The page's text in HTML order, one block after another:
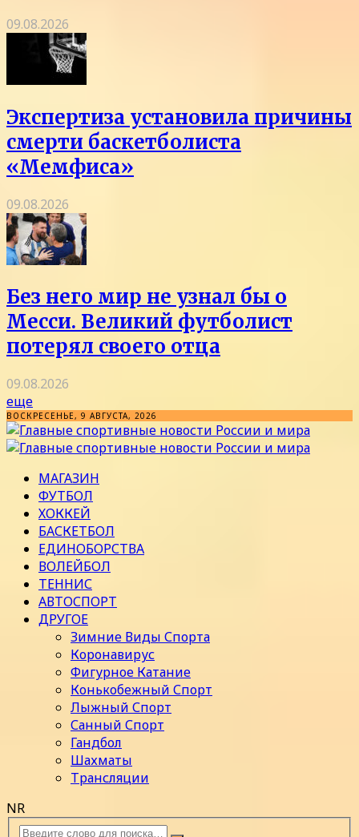
09.08.2026
Экспертиза установила причины
смерти баскетболиста
«Мемфиса»
09.08.2026
Без него мир не узнал бы о
Месси. Великий футболист
потерял своего отца
09.08.2026
еще
ВОСКРЕСЕНЬЕ, 9 АВГУСТА, 2026
МАГАЗИН
ФУТБОЛ
ХОККЕЙ
БАСКЕТБОЛ
ЕДИНОБОРСТВА
ВОЛЕЙБОЛ
ТЕННИС
АВТОСПОРТ
ДРУГОЕ
Зимние Виды Спорта
Коронавирус
Фигурное Катание
Конькобежный Спорт
Лыжный Спорт
Санный Спорт
Гандбол
Шахматы
Трансляции
NR